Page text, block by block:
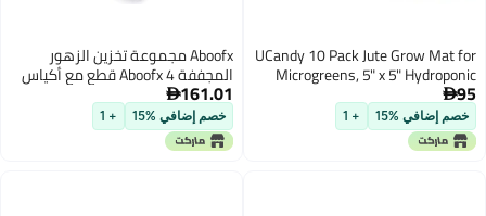
Aboofx مجموعة تخزين الزهور
المجففة Aboofx 4 قطع مع أكياس
زيب لوك وورق امتصاص ومواد
تجفيف للحفاظ على الزهور بغطاء
محكم وسعة عالية للحفاظ على لون
الزهور وجفافها 63 × 43 بوصة
161.01
خصم إضافي %15